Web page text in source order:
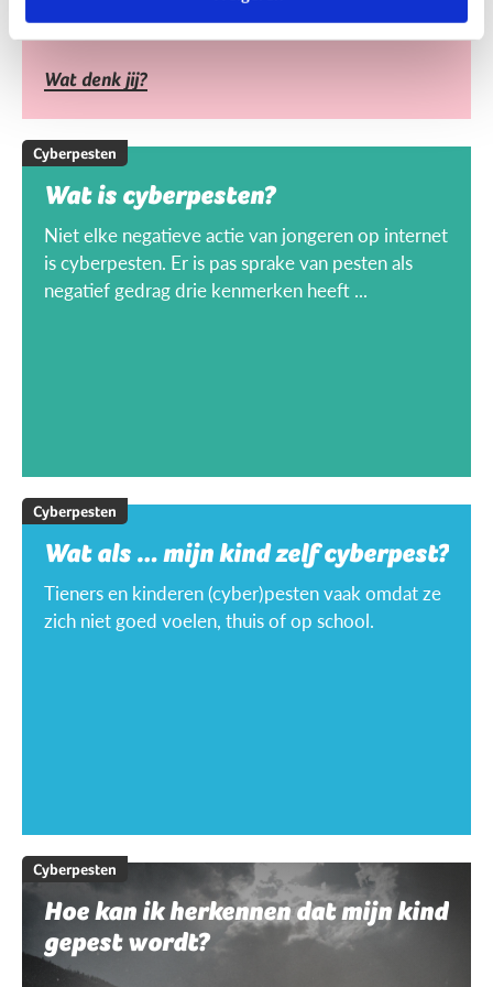
Wat denk jij?
Cyberpesten
Wat is cyberpesten?
Niet elke negatieve actie van jongeren op internet
is cyberpesten. Er is pas sprake van pesten als
negatief gedrag drie kenmerken heeft ...
Cyberpesten
Wat als … mijn kind zelf cyberpest?
Tieners en kinderen (cyber)pesten vaak omdat ze
zich niet goed voelen, thuis of op school.
Cyberpesten
Hoe kan ik herkennen dat mijn kind
gepest wordt?